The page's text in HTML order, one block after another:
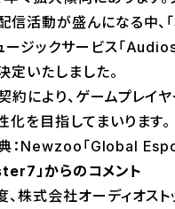
信活動が盛んになる中、
ージックサービス「
定いたしました。
約により、ゲームプレイ
化を目指してまいります。
：Newzoo「Global
」からのコメント
、株式会社オーディオス